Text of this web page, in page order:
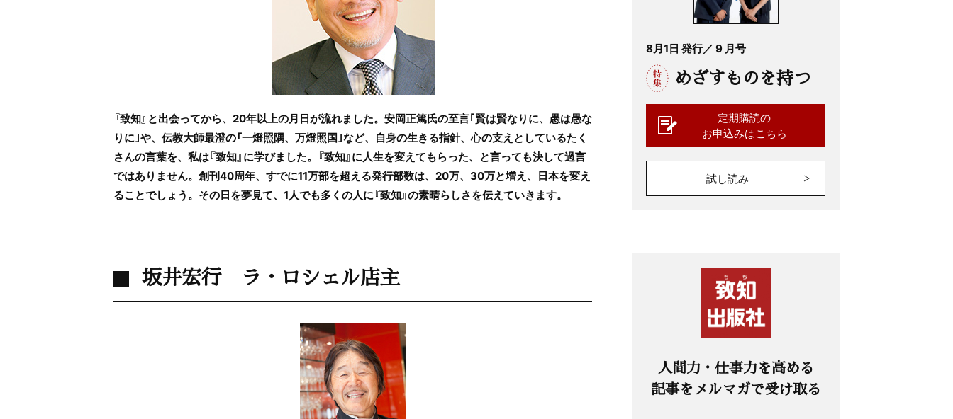
『致知』と出会ってから、20年以上の月日が流れました。安岡正篤氏の至言｢賢は賢なりに、愚は愚な
りに｣や、伝教大師最澄の「一燈照隅、万燈照国｣など、自身の生きる指針、心の支えとしているたく
さんの言葉を、私は『致知』に学びました。『致知』に人生を変えてもらった、と言っても決して過言
ではありません。創刊40周年、すでに11万部を超える発行部数は、20万、30万と増え、日本を変え
ることでしょう。その日を夢見て、1人でも多くの人に『致知』の素晴らしさを伝えていきます。
坂井宏行 ラ・ロシェル店主
8月1日 発行／ 9 月号
めざすものを持つ
定期購読の
お申込みはこちら
試し読み
人間力・仕事力を高める
記事をメルマガで受け取る